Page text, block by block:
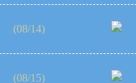
(08/14)
(08/15)